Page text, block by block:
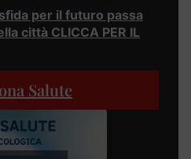
per il futuro passa
città CLICCA PER IL
Salute